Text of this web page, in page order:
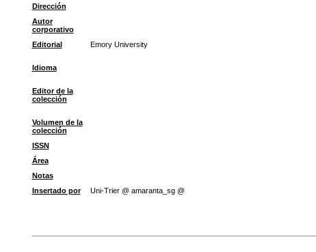
Dirección
Autor
corporativo
Editorial Emory University
Idioma
Editor de la
colección
Volumen de la
colección
ISSN
Área
Notas
Insertado por
Uni-Trier @ amaranta_sg @